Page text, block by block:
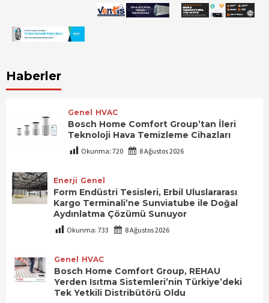
Haberler
Genel HVAC
Bosch Home Comfort Group’tan İleri
Teknoloji Hava Temizleme Cihazları
Okunma: 720 8 Ağustos 2026
Enerji Genel
Form Endüstri Tesisleri, Erbil Uluslararası
Kargo Terminali’ne Sunviatube ile Doğal
Aydınlatma Çözümü Sunuyor
Okunma: 733 8 Ağustos 2026
Genel HVAC
Bosch Home Comfort Group, REHAU
Yerden Isıtma Sistemleri’nin Türkiye’deki
Tek Yetkili Distribütörü Oldu